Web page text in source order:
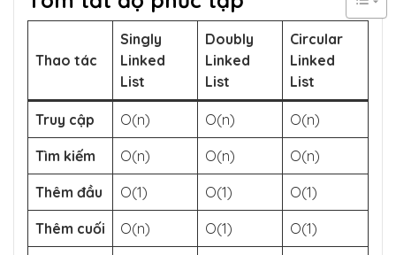
Thao tác
Singly
Linked
List
Doubly
Linked
List
Circular
Linked
List
Truy cập O(n) O(n) O(n)
Tìm kiếm O(n) O(n) O(n)
Thêm đầu O(1) O(1) O(1)
Thêm cuối O(n) O(1) O(1)